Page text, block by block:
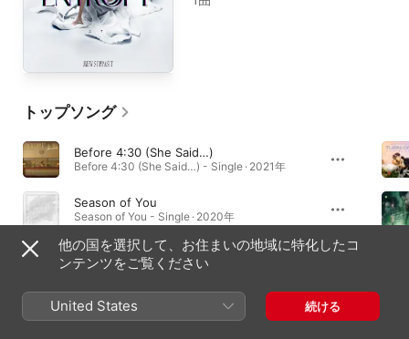
トップソング
Before 4:30 (She Said…)
Before 4:30 (She Said…) - Single · 2021年
Season of You
Season of You - Single · 2020年
FOREVER LOVE
FOREVER LOVE - Single · 2022年
他の国を選択して、お住まいの地域に特化したコ
ンテンツをご覧ください
United States 続ける